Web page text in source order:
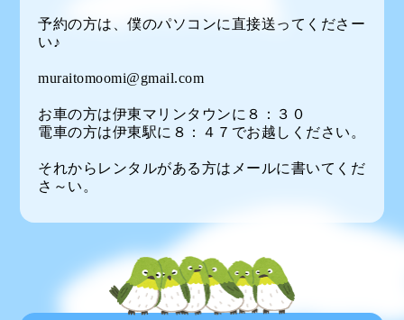
予約の方は、僕のパソコンに直接送ってくださー
い♪
muraitomoomi@gmail.com
お車の方は伊東マリンタウンに８：３０
電車の方は伊東駅に８：４７でお越しください。
それからレンタルがある方はメールに書いてくだ
さ～い。